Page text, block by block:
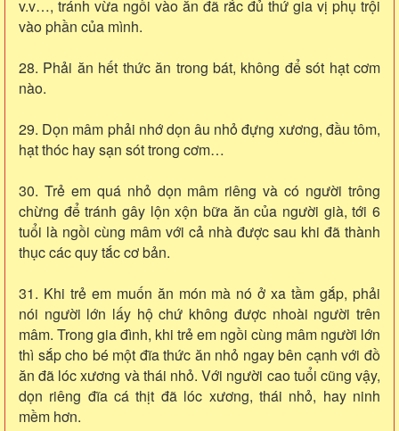
v.v…, tránh vừa ngồi vào ăn đã rắc đủ thứ gia vị phụ trội
vào phần của mình.
28. Phải ăn hết thức ăn trong bát, không để sót hạt cơm
nào.
29. Dọn mâm phải nhớ dọn âu nhỏ đựng xương, đầu tôm,
hạt thóc hay sạn sót trong cơm…
30. Trẻ em quá nhỏ dọn mâm riêng và có người trông
chừng để tránh gây lộn xộn bữa ăn của người già, tới 6
tuổi là ngồi cùng mâm với cả nhà được sau khi đã thành
thục các quy tắc cơ bản.
31. Khi trẻ em muốn ăn món mà nó ở xa tầm gắp, phải
nói người lớn lấy hộ chứ không được nhoài người trên
mâm. Trong gia đình, khi trẻ em ngồi cùng mâm người lớn
thì sắp cho bé một đĩa thức ăn nhỏ ngay bên cạnh với đồ
ăn đã lóc xương và thái nhỏ. Với người cao tuổi cũng vậy,
dọn riêng đĩa cá thịt đã lóc xương, thái nhỏ, hay ninh
mềm hơn.